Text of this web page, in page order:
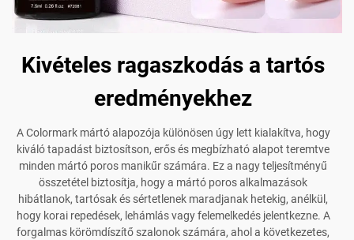
Kivételes ragaszkodás a tartós
eredményekhez
A Colormark mártó alapozója különösen úgy lett kialakítva, hogy
kiváló tapadást biztosítson, erős és megbízható alapot teremtve
minden mártó poros manikűr számára. Ez a nagy teljesítményű
összetétel biztosítja, hogy a mártó poros alkalmazások
hibátlanok, tartósak és sértetlenek maradjanak hetekig, anélkül,
hogy korai repedések, lehámlás vagy felemelkedés jelentkezne. A
forgalmas körömdíszítő szalonok számára, ahol a következetes,